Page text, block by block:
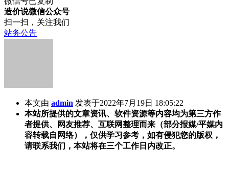
造价说微信公众号
扫一扫，关注我们
站务公告
本文由 admin 发表于2022年7月19日 18:05:22
本站所提供的文章资讯、软件资源等内容均为第三方作
者提供、网友推荐、互联网整理而来（部分报媒/平媒内
容转载自网络），仅供学习参考，如有侵犯您的版权，
请联系我们，本站将在三个工作日内改正。